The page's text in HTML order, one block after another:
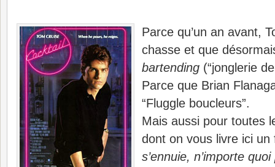
Parce qu’un an avant,
chasse et que
bartending (“jonglerie
Parce que Brian
“Fluggle boucleurs”.
Mais aussi pour toutes
dont on vous livre ici
s’ennuie, n’importe